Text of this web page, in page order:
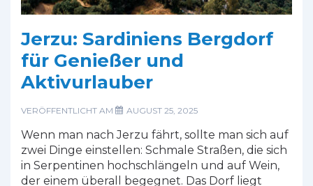
Jerzu: Sardiniens Bergdorf
für Genießer und
Aktivurlauber
VERÖFFENTLICHT AM AUGUST 25, 2025
Wenn man nach Jerzu fährt, sollte man sich auf
zwei Dinge einstellen: Schmale Straßen, die sich
in Serpentinen hochschlängeln und auf Wein,
der einem überall begegnet. Das Dorf liegt